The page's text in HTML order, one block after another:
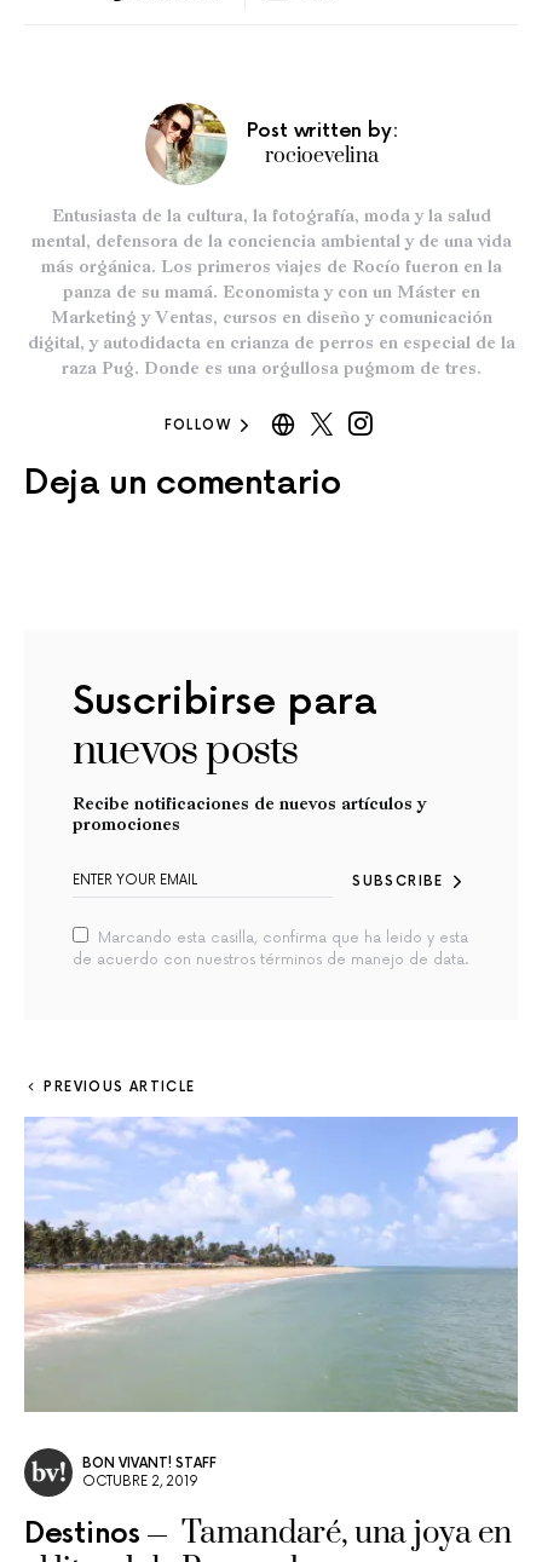
Post written by:
rocioevelina
Entusiasta de la cultura, la fotografía, moda y la salud
mental, defensora de la conciencia ambiental y de una vida
más orgánica. Los primeros viajes de Rocío fueron en la
panza de su mamá. Economista y con un Máster en
Marketing y Ventas, cursos en diseño y comunicación
digital, y autodidacta en crianza de perros en especial de la
raza Pug. Donde es una orgullosa pugmom de tres.
FOLLOW
Deja un comentario
Suscribirse para
nuevos posts
Recibe notificaciones de nuevos artículos y
promociones
SUBSCRIBE
Marcando esta casilla, confirma que ha leido y esta
de acuerdo con nuestros términos de manejo de data.
PREVIOUS ARTICLE
BON VIVANT! STAFF
OCTUBRE 2, 2019
Destinos
Tamandaré, una joya en